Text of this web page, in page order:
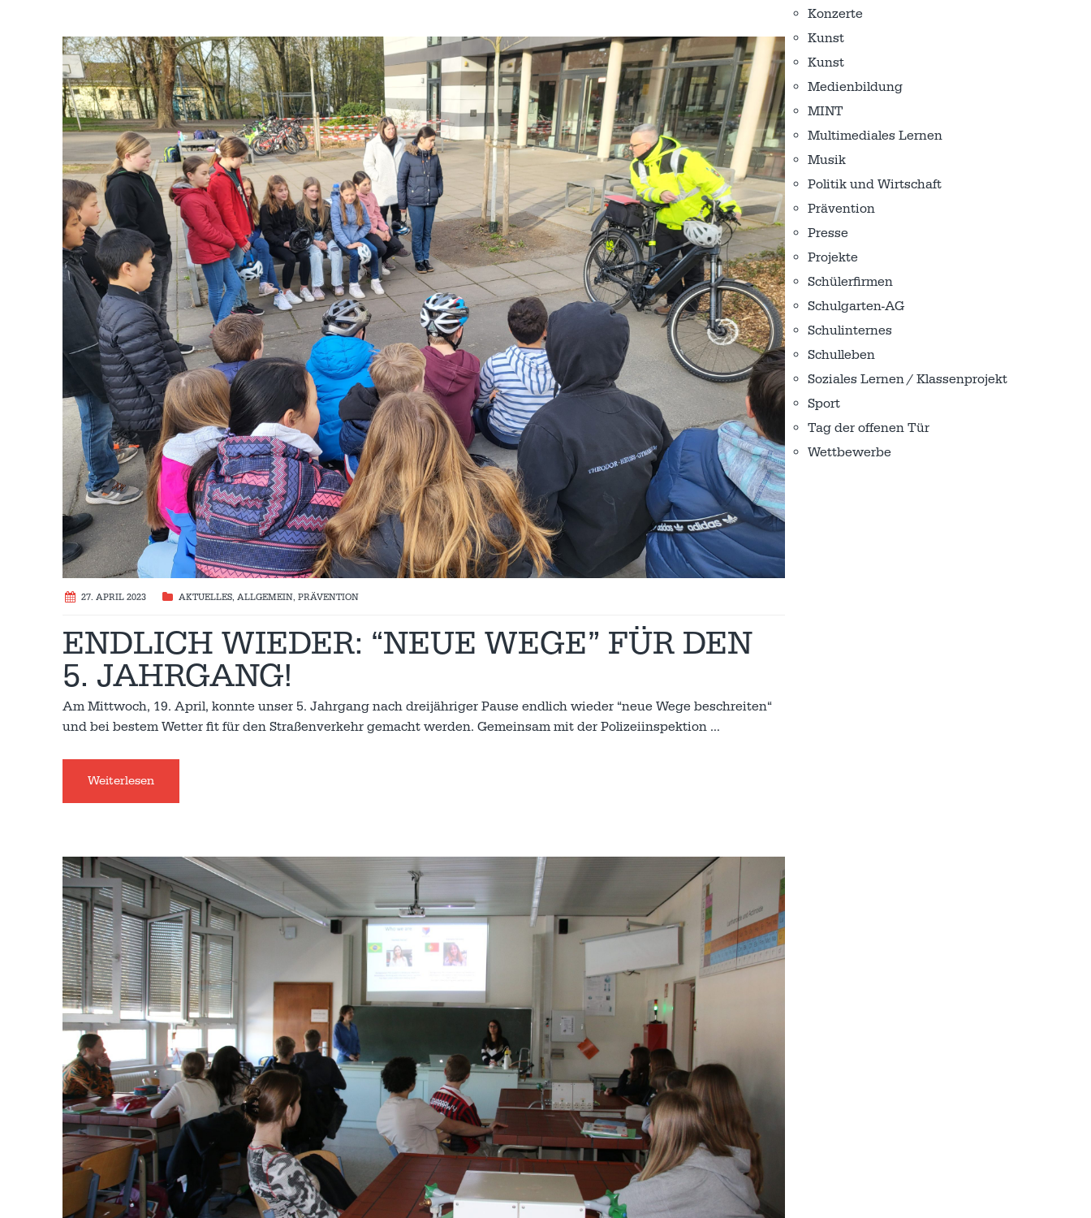
27. APRIL 2023 AKTUELLES, ALLGEMEIN, PRÄVENTION
ENDLICH WIEDER: “NEUE WEGE” FÜR DEN
5. JAHRGANG!
Am Mittwoch, 19. April, konnte unser 5. Jahrgang nach dreijähriger Pause endlich wieder “neue Wege beschreiten“
und bei bestem Wetter fit für den Straßenverkehr gemacht werden. Gemeinsam mit der Polizeiinspektion …
Weiterlesen
Konzerte
Kunst
Kunst
Medienbildung
MINT
Multimediales Lernen
Musik
Politik und Wirtschaft
Prävention
Presse
Projekte
Schülerfirmen
Schulgarten-AG
Schulinternes
Schulleben
Soziales Lernen / Klassenprojekt
Sport
Tag der offenen Tür
Wettbewerbe